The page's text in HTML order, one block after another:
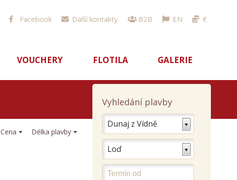
VOUCHERY FLOTILA GALERIE
Facebook Další kontakty B2B EN €
Vyhledání plavby
Dunaj z Vídně
Loď
Cena Délka plavby